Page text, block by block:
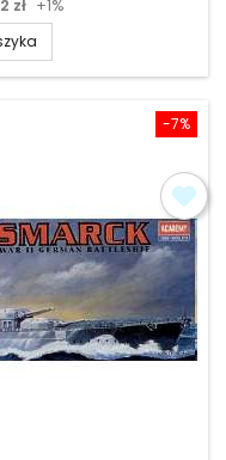
zł +1%
-7%